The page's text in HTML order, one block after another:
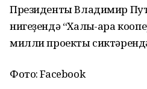
Президенты Владимир
нигеҙендә “Халыҡ-ара
милли проекты
Фото: Facebook